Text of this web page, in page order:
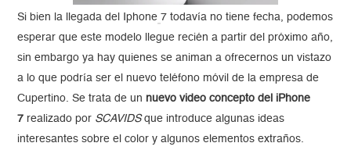
Si bien la llegada del Iphone 7 todavía no tiene fecha, podemos
esperar que este modelo llegue recién a partir del próximo año,
sin embargo ya hay quienes se animan a ofrecernos un vistazo
a lo que podría ser el nuevo teléfono móvil de la empresa de
Cupertino. Se trata de un nuevo video concepto del iPhone
7 realizado por SCAVIDSque introduce algunas ideas
interesantes sobre el color y algunos elementos extraños.